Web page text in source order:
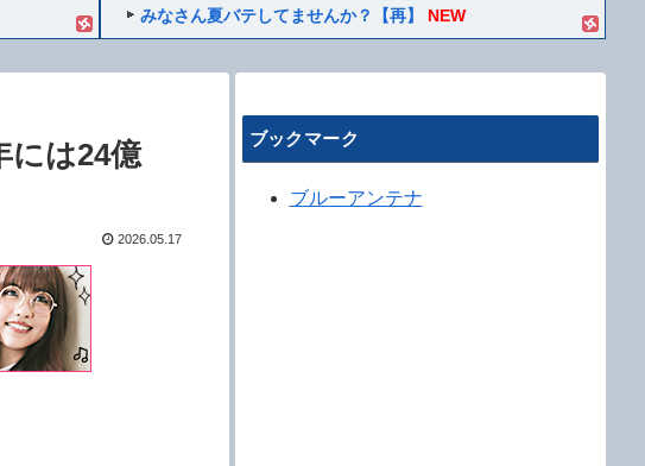
みなさん夏バテしてませんか？【再】 NEW
には24億
2026.05.17
ブックマーク
ブルーアンテナ